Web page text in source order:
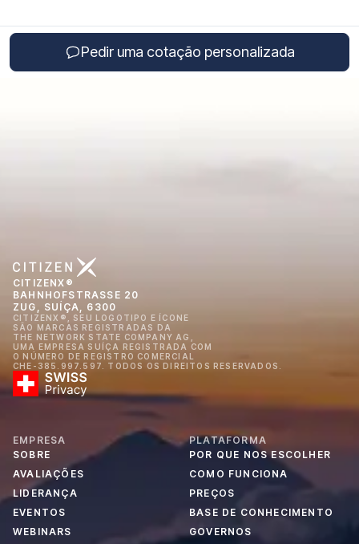
Pedir uma cotação personalizada
CITIZENX®
BAHNHOFSTRASSE 20
ZUG, SUÍÇA, 6300
CITIZENX®, SEU LOGOTIPO E ÍCONE
SÃO MARCAS REGISTRADAS DA
THE NETWORK STATE COMPANY AG,
UMA EMPRESA SUÍÇA REGISTRADA COM
O NÚMERO DE REGISTRO COMERCIAL
CHE-385.997.597. TODOS OS DIREITOS RESERVADOS.
EMPRESA
SOBRE
AVALIAÇÕES
LIDERANÇA
EVENTOS
WEBINARS
PLATAFORMA
POR QUE NOS ESCOLHER
COMO FUNCIONA
PREÇOS
BASE DE CONHECIMENTO
GOVERNOS